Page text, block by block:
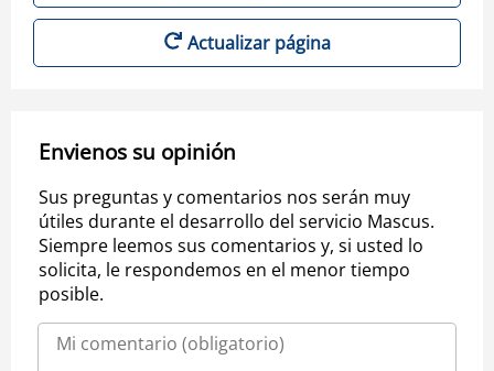
Actualizar página
Envienos su opinión
Sus preguntas y comentarios nos serán muy
útiles durante el desarrollo del servicio Mascus.
Siempre leemos sus comentarios y, si usted lo
solicita, le respondemos en el menor tiempo
posible.